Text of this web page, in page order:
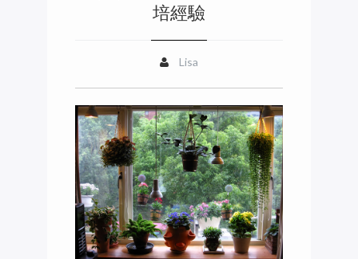
培經驗
Lisa